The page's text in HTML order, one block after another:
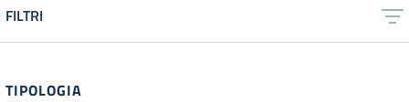
FILTRI
TIPOLOGIA